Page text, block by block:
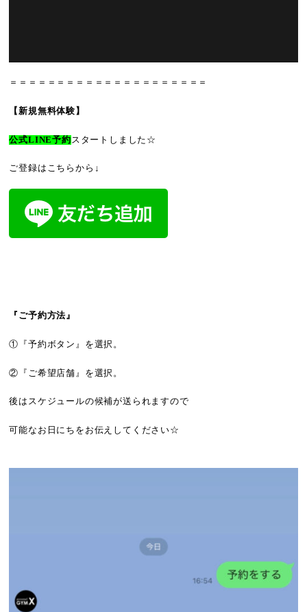
＝＝＝＝＝＝＝＝＝＝＝＝＝＝＝＝＝＝＝＝＝
【新規無料体験】
公式LINE予約 スタートしました☆
ご登録はこちらから↓
『ご予約方法』
①『予約ボタン』を選択。
②『ご希望店舗』を選択。
後はスケジュールの候補が送られますので
可能なお日にちをお伝えしてください☆